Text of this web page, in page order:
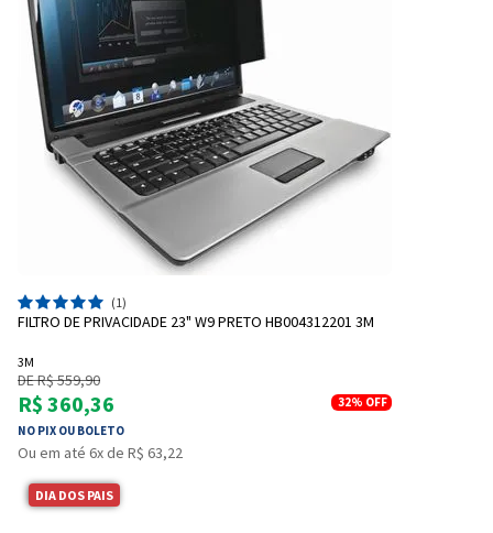
(1)
FILTRO DE PRIVACIDADE 23" W9 PRETO HB004312201 3M
3M
DE R$ 559,90
R$ 360,36
NO PIX OU BOLETO
32% OFF
Ou em até 6x de R$ 63,22
DIA DOS PAIS